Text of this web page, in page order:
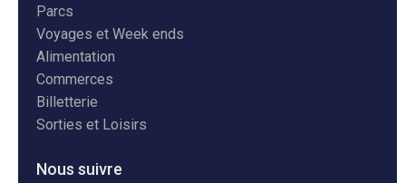
Parcs
Voyages et Week ends
Alimentation
Commerces
Billetterie
Sorties et Loisirs
Nous suivre